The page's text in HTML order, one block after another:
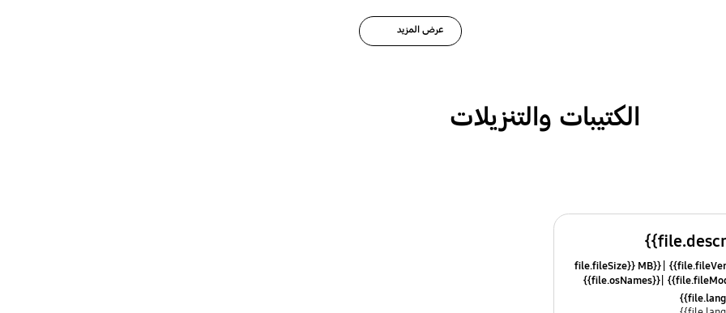
عرض المزيد
الكتيبات والتنزيلات
{{file.fileSize}} MB
{{file.osNames}}